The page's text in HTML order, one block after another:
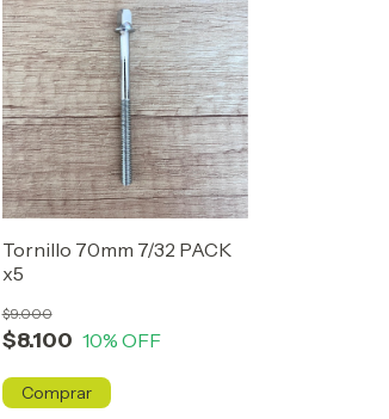
Tornillo 70mm 7/32 PACK
x5
$8.100
$9.000
10% OFF